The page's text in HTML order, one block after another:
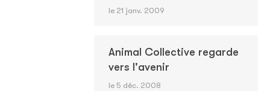
le 21 janv. 2009
Animal Collective regarde
vers l'avenir
le 5 déc. 2008